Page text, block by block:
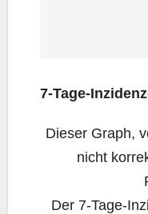
7‑Ta­ge-
Die­ser Graph,
nicht
Der 7‑Ta­ge-